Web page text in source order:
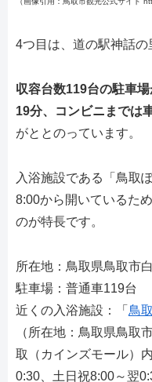
4つ目は、道の駅神話の
収容台数119台の駐車
19分、コンビニまでは
がととのっています。
入浴施設である「鳥取
8:00から開いているた
のが特長です。
所在地：鳥取県鳥取市
駐車場：普通車119台
近くの入浴施設：「 鳥
（所在地：鳥取県鳥取
取（カインズモール）
0:30、土日祝8:00～翌